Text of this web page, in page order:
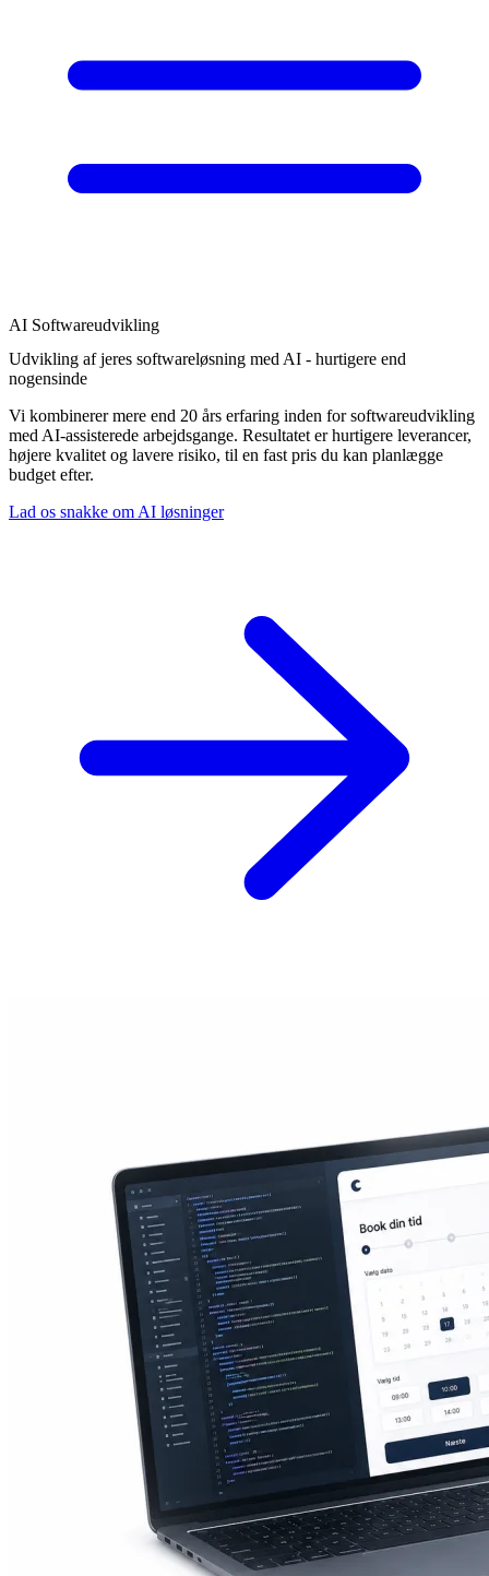
AI Softwareudvikling
Udvikling af jeres softwareløsning med AI - hurtigere end
nogensinde
Vi kombinerer mere end 20 års erfaring inden for softwareudvikling
med AI-assisterede arbejdsgange. Resultatet er hurtigere leverancer,
højere kvalitet og lavere risiko, til en fast pris du kan planlægge
budget efter.
Lad os snakke om AI løsninger